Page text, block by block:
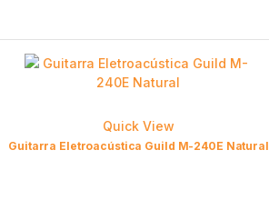
Quick View
Guitarra Eletroacústica Guild M-240E Natural